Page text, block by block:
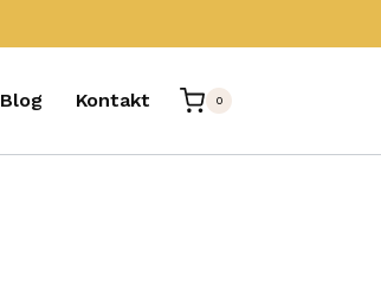
Blog Kontakt 0